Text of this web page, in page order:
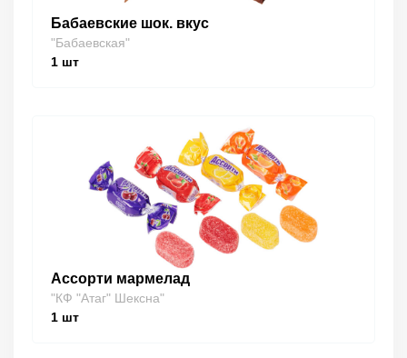
Бабаевские шок. вкус
"Бабаевская"
1 шт
Ассорти мармелад
"КФ "Атаг" Шексна"
1 шт